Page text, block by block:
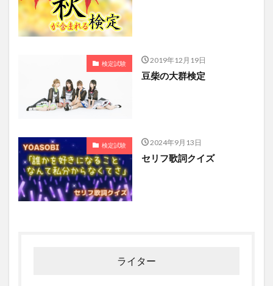
検定試験 2019年12月19日
豆柴の大群検定
検定試験 2024年9月13日
セリフ歌詞クイズ
ライター